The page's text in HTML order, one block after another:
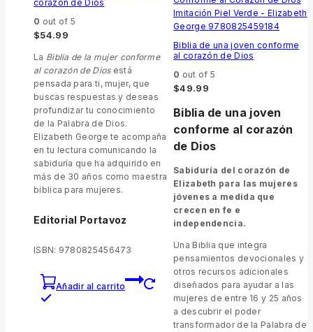
corazón de Dios
0 out of 5
$54.99
La Biblia de la mujer conforme
al corazón de Diosestá
pensada para ti, mujer, que
buscas respuestas y deseas
profundizar tu conocimiento
de la Palabra de Dios.
Elizabeth George te acompaña
en tu lectura comunicando la
sabiduría que ha adquirido en
más de 30 años como maestra
bíblica para mujeres.
Editorial Portavoz
ISBN: 9780825456473
Añadir al carrito
Biblia de una joven conforme
al corazón de Dios
0 out of 5
$49.99
Biblia de una joven
conforme al corazón
de Dios
Sabiduría del corazón de
Elizabeth para las mujeres
jóvenes a medida que
crecen en fe e
independencia.
Una Biblia que integra
pensamientos devocionales y
otros recursos adicionales
diseñados para ayudar a las
mujeres de entre 16 y 25 años
a descubrir el poder
transformador de la Palabra de